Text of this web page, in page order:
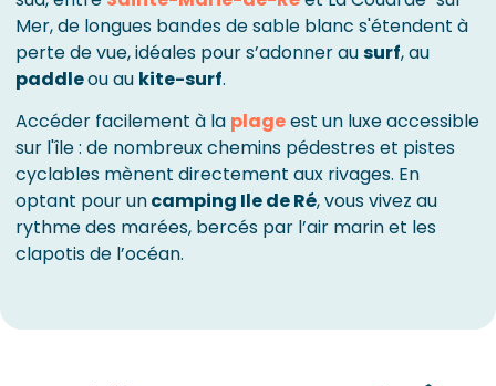
Mer, de longues bandes de sable blanc s'étendent à
perte de vue, idéales pour s’adonner ausurf, au
paddleou au kite-surf.
Accéder facilement à la plageest un luxe accessible
sur l'île : de nombreux chemins pédestres et pistes
cyclables mènent directement aux rivages. En
optant pour uncamping Ile de Ré, vous vivez au
rythme des marées, bercés par l’air marin et les
clapotis de l’océan.